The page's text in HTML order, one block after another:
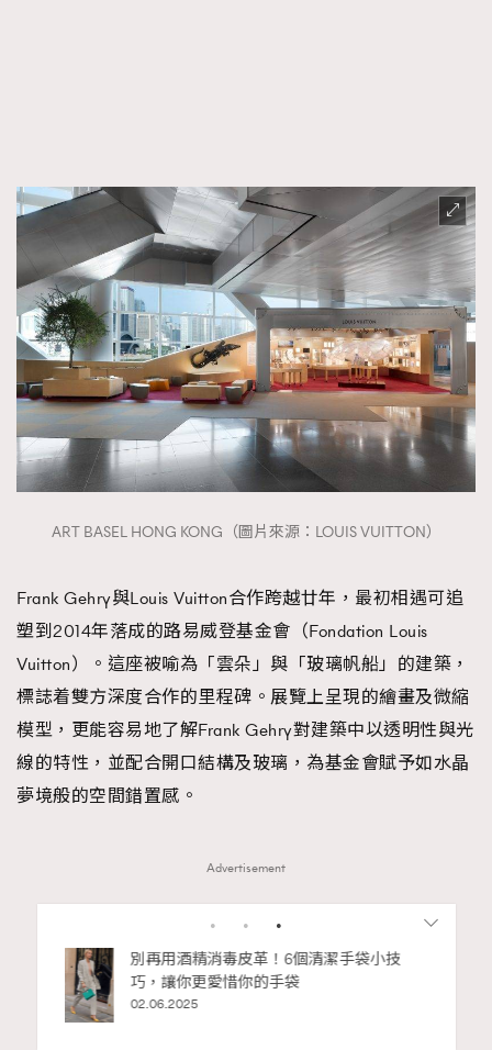
ART BASEL HONG KONG（圖片來源：LOUIS VUITTON）
Frank Gehry與Louis Vuitton合作跨越廿年，最初相遇可追
塑到2014年落成的路易威登基金會（Fondation Louis
Vuitton）。這座被喻為「雲朵」與「玻璃帆船」的建築，
標誌着雙方深度合作的里程碑。展覽上呈現的繪畫及微縮
模型，更能容易地了解Frank Gehry對建築中以透明性與光
線的特性，並配合開口結構及玻璃，為基金會賦予如水晶
夢境般的空間錯置感。
Advertisement